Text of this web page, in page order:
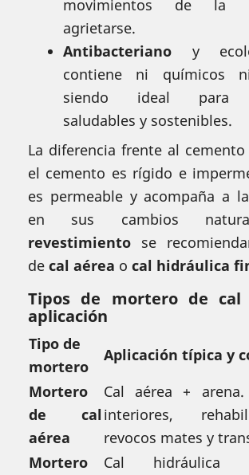
movimientos de la
agrietarse.
Antibacteriano y
contiene ni químicos
siendo ideal para
saludables y sostenibles.
La diferencia frente al
el cemento es rígido e
es permeable y acompaña a
en sus cambios
revestimiento se
de cal aérea o cal hidráulica
Tipos de mortero de cal
aplicación
Tipo de
mortero
Aplicación típica y
Mortero
de cal
aérea
Cal aérea +
interiores,
revocos mates y
Mortero
Cal hidráulica